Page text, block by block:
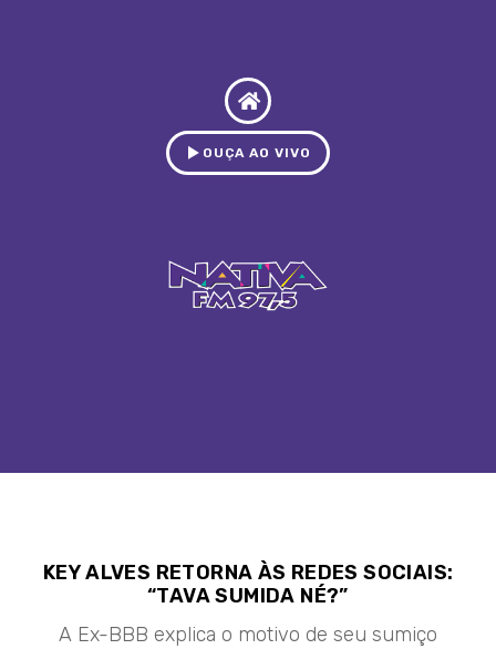
OUÇA AO VIVO
KEY ALVES RETORNA ÀS REDES SOCIAIS:
“TAVA SUMIDA NÉ?”
A Ex-BBB explica o motivo de seu sumiço